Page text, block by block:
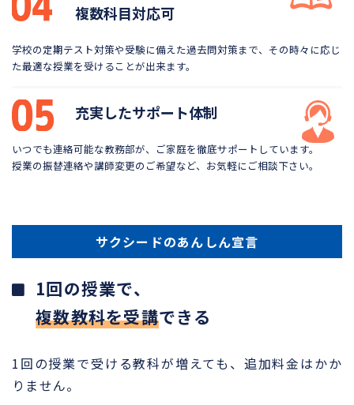
複数科目対応可
学校の定期テスト対策や受験に備えた過去問対策まで、 その時々に応じ
た最適な授業を受けることが出来ます。
充実したサポート体制
いつでも連絡可能な教務部が、ご家庭を徹底サポートしています。
授業の振替連絡や講師変更のご希望など、お気軽にご相談下さい。
サクシードのあんしん宣言
1回の授業で、
複数教科を受講できる
1回の授業で受ける教科が増えても、追加料金はかか
りません。